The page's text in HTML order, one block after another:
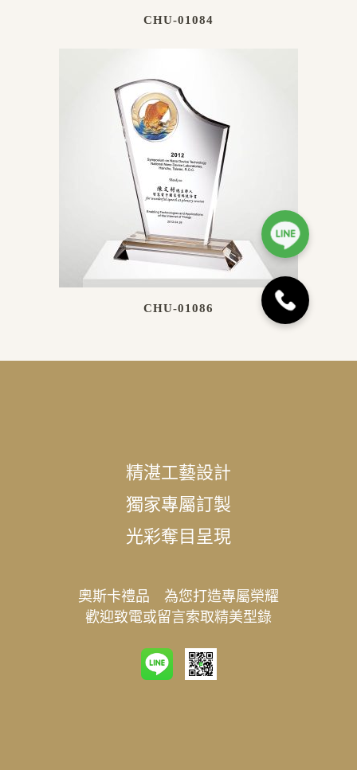
CHU-01084
CHU-01086
精湛工藝設計
獨家專屬訂製
光彩奪目呈現
奧斯卡禮品 為您打造專屬榮耀
歡迎致電或留言索取精美型錄